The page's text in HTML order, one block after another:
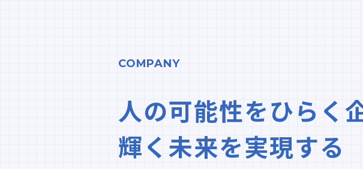
COMPANY
人の可能性をひらく
輝く未来を実現する